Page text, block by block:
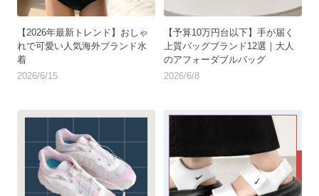
【2026年最新トレンド】おしゃ
れで可愛い人気海外ブランド水
着
2026/6/15
【予算10万円台以下】手が届く
上質バッグブランド12選｜大人
のアフォーダブルバッグ
2026/6/8